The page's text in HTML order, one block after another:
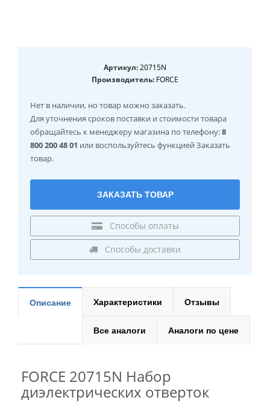
Артикул: 20715N
Производитель: FORCE
Нет в наличии, но товар можно заказать.
Для уточнения сроков поставки и стоимости товара
обращайтесь к менеджеру магазина по телефону:8
800 200 48 01 или воспользуйтесь функцией Заказать
товар.
ЗАКАЗАТЬ ТОВАР
Способы оплаты
Способы доставки
Описание Характеристики Отзывы
Все аналоги Аналоги по цене
FORCE 20715N Набор
диэлектрических отверток